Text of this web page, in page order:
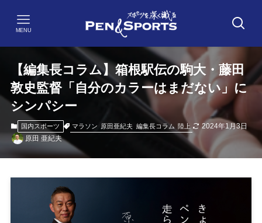
MENU
【編集長コラム】箱根駅伝の駒大・藤田
敦史監督「自分のカラーはまだない」に
シンパシー
国内スポーツ マラソン 原田亜紀夫 編集長コラム 陸上
2024年1月3日
原田 亜紀夫